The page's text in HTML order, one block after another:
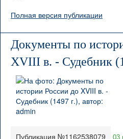
Полная версия публикации
Документы по
XVIII в. - Судебник
Публикация №1162538079 03